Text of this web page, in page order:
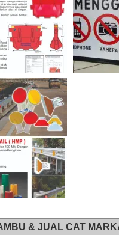
& JUAL CAT